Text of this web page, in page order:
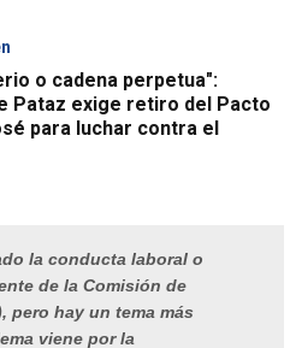
o cadena perpetua":
Pataz exige retiro del Pacto
para luchar contra el
la conducta laboral o
de la Comisión de
pero hay un tema más
viene por la